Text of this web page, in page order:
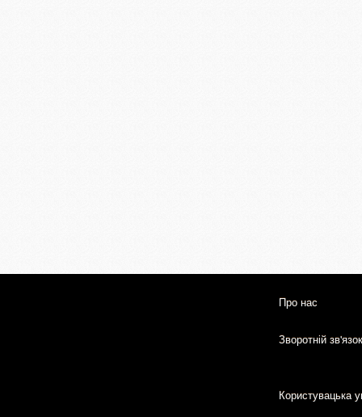
Про нас
Зворотній зв'язок
Користувацька